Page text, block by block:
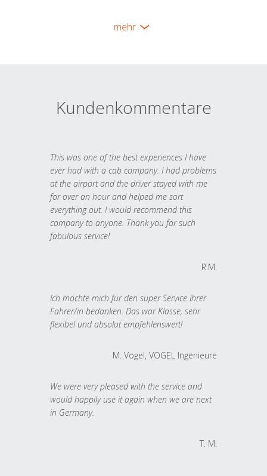
mehr
Kundenkommentare
This was one of the best experiences I have
ever had with a cab company. I had problems
at the airport and the driver stayed with me
for over an hour and helped me sort
everything out. I would recommend this
company to anyone. Thank you for such
fabulous service!
R.M.
Ich möchte mich für den super Service Ihrer
Fahrer/in bedanken. Das war Klasse, sehr
flexibel und absolut empfehlenswert!
M. Vogel, VOGEL Ingenieure
We were very pleased with the service and
would happily use it again when we are next
in Germany.
T. M.